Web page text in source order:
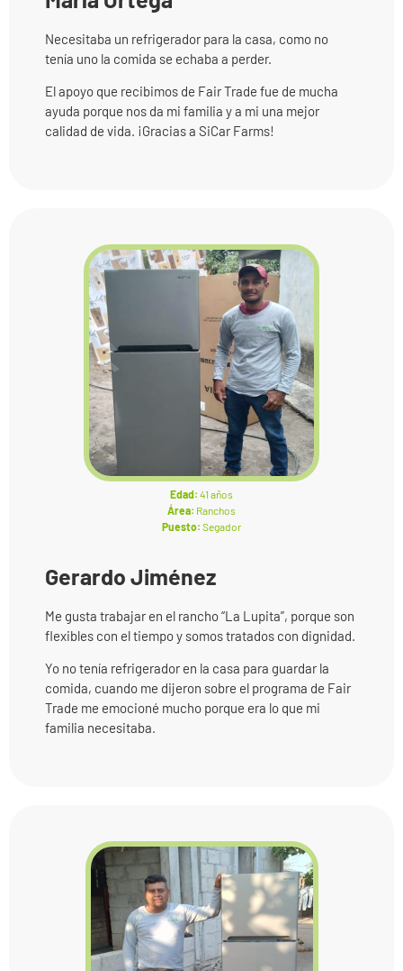
Necesitaba un refrigerador para la casa, como no
tenía uno la comida se echaba a perder.
El apoyo que recibimos de Fair Trade fue de mucha
ayuda porque nos da mi familia y a mi una mejor
calidad de vida. ¡Gracias a SiCar Farms!
Edad: 41 años
Área: Ranchos
Puesto: Segador
Gerardo Jiménez
Me gusta trabajar en el rancho “La Lupita”, porque son
flexibles con el tiempo y somos tratados con dignidad.
Yo no tenía refrigerador en la casa para guardar la
comida, cuando me dijeron sobre el programa de Fair
Trade me emocioné mucho porque era lo que mi
familia necesitaba.